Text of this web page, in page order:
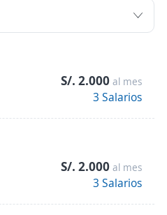
S/. 2.000 al mes
3 Salarios
S/. 2.000 al mes
3 Salarios